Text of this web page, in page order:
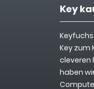
Key
Key zum
cleveren
haben